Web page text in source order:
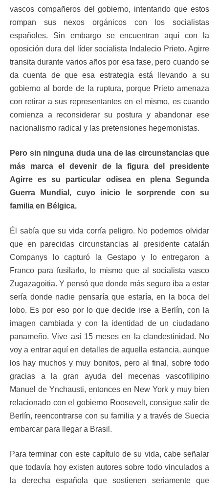
vascos compañeros del gobierno, intentando que estos
rompan sus nexos orgánicos con los socialistas
españoles. Sin embargo se encuentran aquí con la
oposición dura del líder socialista Indalecio Prieto. Agirre
transita durante varios años por esa fase, pero cuando se
da cuenta de que esa estrategia está llevando a su
gobierno al borde de la ruptura, porque Prieto amenaza
con retirar a sus representantes en el mismo, es cuando
comienza a reconsiderar su postura y abandonar ese
nacionalismo radical y las pretensiones hegemonistas.
Pero sin ninguna duda una de las circunstancias que
más marca el devenir de la figura del presidente
Agirre es su particular odisea en plena Segunda
Guerra Mundial, cuyo inicio le sorprende con su
familia en Bélgica.
Él sabía que su vida corría peligro. No podemos olvidar
que en parecidas circunstancias al presidente catalán
Companys lo capturó la Gestapo y lo entregaron a
Franco para fusilarlo, lo mismo que al socialista vasco
Zugazagoitia. Y pensó que donde más seguro iba a estar
sería donde nadie pensaría que estaría, en la boca del
lobo. Es por eso por lo que decide irse a Berlín, con la
imagen cambiada y con la identidad de un ciudadano
panameño. Vive así 15 meses en la clandestinidad. No
voy a entrar aquí en detalles de aquella estancia, aunque
los hay muchos y muy bonitos, pero al final, sobre todo
gracias a la gran ayuda del mecenas vascofilipino
Manuel de Ynchausti, entonces en New York y muy bien
relacionado con el gobierno Roosevelt, consigue salir de
Berlín, reencontrarse con su familia y a través de Suecia
embarcar para llegar a Brasil.
Para terminar con este capítulo de su vida, cabe señalar
que todavía hoy existen autores sobre todo vinculados a
la derecha española que sostienen seriamente que